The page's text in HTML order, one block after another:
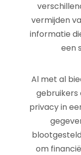
vermijden
informatie
een
Al met al
gebruikers
privacy in
om